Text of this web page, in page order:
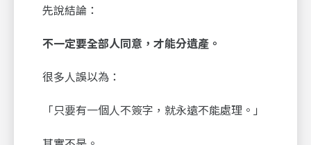
先說結論：
不一定要全部人同意，才能分遺產。
很多人誤以為：
「只要有一個人不簽字，就永遠不能處理。」